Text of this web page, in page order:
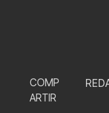
COMP
ARTIR